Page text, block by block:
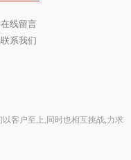
在线留言
联系我们
客户至上,同时也相互挑战,力求